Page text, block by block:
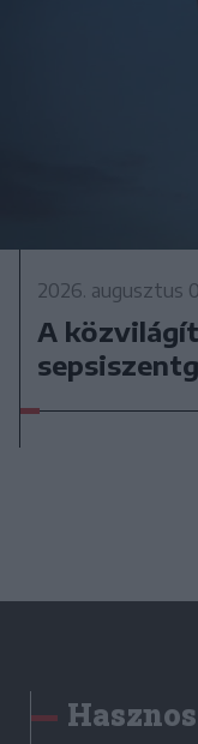
2026. augusztus
A
Hasznos